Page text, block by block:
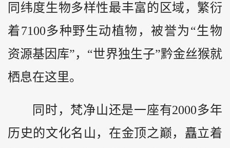
同纬度生物多样性最丰富的区域，繁衍
着7100多种野生动植物，被誉为“生物
资源基因库”，“世界独生子”黔金丝猴就
栖息在这里。
同时，梵净山还是一座有2000多年
历史的文化名山，在金顶之巅，矗立着